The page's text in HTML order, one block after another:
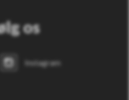
os
Instagram